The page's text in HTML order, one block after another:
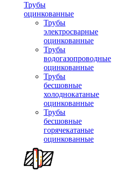
Трубы
оцинкованные
Трубы
электросварные
оцинкованные
Трубы
водогазопроводные
оцинкованные
Трубы
бесшовные
холоднокатаные
оцинкованные
Трубы
бесшовные
горячекатаные
оцинкованные